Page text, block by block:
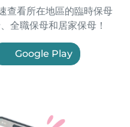
查看所在地區的臨時保母
全職保母和居家保母！
Google Play